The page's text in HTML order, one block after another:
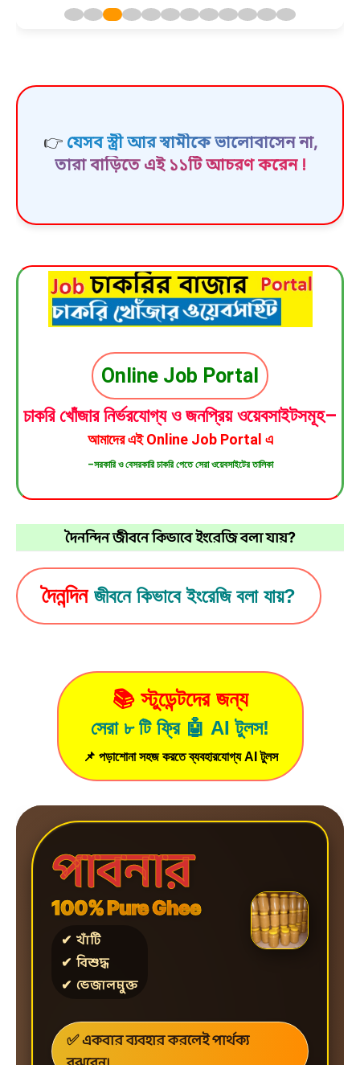
👉 যেসব স্ত্রী আর স্বামীকে ভালোবাসেন না,
তারা বাড়িতে এই ১১টি আচরণ করেন !
Online Job Portal
চাকরি খোঁজার নির্ভরযোগ্য ও জনপ্রিয় ওয়েবসাইটসমূহ–
আমাদের এইOnline Job Portal এ
–সরকারি ও বেসরকারি চাকরি পেতে সেরা ওয়েবসাইটের তালিকা
দৈনন্দিন জীবনে কিভাবে ইংরেজি বলা যায়?
দৈনন্দিন জীবনে কিভাবে ইংরেজি বলা যায়?
📚 স্টুডেন্টদের জন্য
সেরা ৮ টি ফ্রি 🤖 AI টুলস!
📌 পড়াশোনা সহজ করতে ব্যবহারযোগ্য AI টুলস
পাবনার
100% Pure Ghee
✔ খাঁটি
✔ বিশুদ্ধ
✔ ভেজালমুক্ত
✅ একবার ব্যবহার করলেই পার্থক্য